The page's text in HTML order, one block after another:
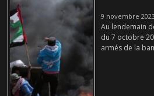
9 novembre 2023
Au lendemain
du 7 octobre
armés de la